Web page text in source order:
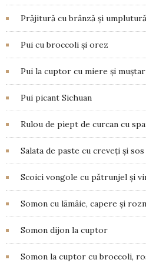
Prăjitură cu brânză și
Pui cu broccoli și orez
Pui la cuptor cu miere și muștar
Pui picant Sichuan
Rulou de piept de curcan cu
Salata de paste cu creveți și
Scoici vongole cu pătrunjel și
Somon cu lămâie, capere și
Somon dijon la cuptor
Somon la cuptor cu broccoli,